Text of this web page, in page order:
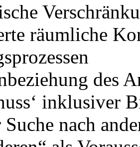
räumliche
des
inklusiver
nach